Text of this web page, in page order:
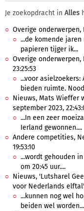
Je zoekopdracht in Alles
Overige onderwerpen,
...de komende
papieren tijger ik...
Overige onderwerpen,
23:25:53
...voor asielzoekers:
bieden ruimte.
Nieuws, Mats Wieffer
september 2023,
...In een zeer
Ierland gewonnen....
Andere competities,
19:53:10
...wordt gehouden
om 20:45 uur....
Nieuws, 'Lutsharel
voor Nederlands
...kunnen nog wel
beiden wel worden...